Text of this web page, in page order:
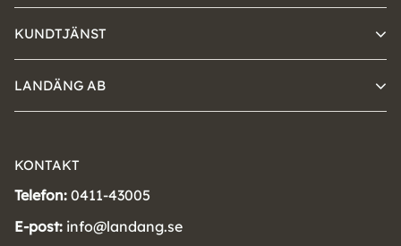
KUNDTJÄNST
LANDÄNG AB
KONTAKT
Telefon: 0411-43005
E-post: info@landang.se